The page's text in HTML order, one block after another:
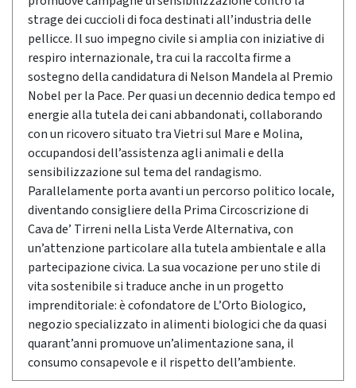
strage dei cuccioli di foca destinati all’industria delle
pellicce. Il suo impegno civile si amplia con iniziative di
respiro internazionale, tra cui la raccolta firme a
sostegno della candidatura di Nelson Mandela al Premio
Nobel per la Pace. Per quasi un decennio dedica tempo ed
energie alla tutela dei cani abbandonati, collaborando
con un ricovero situato tra Vietri sul Mare e Molina,
occupandosi dell’assistenza agli animali e della
sensibilizzazione sul tema del randagismo.
Parallelamente porta avanti un percorso politico locale,
diventando consigliere della Prima Circoscrizione di
Cava de’ Tirreni nella Lista Verde Alternativa, con
un’attenzione particolare alla tutela ambientale e alla
partecipazione civica. La sua vocazione per uno stile di
vita sostenibile si traduce anche in un progetto
imprenditoriale: è cofondatore de L’Orto Biologico,
negozio specializzato in alimenti biologici che da quasi
quarant’anni promuove un’alimentazione sana, il
consumo consapevole e il rispetto dell’ambiente.